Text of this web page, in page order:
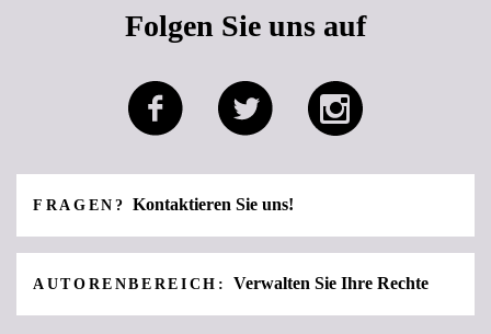
Folgen Sie uns auf
FRAGEN? Kontaktieren Sie uns!
AUTORENBEREICH: Verwalten Sie Ihre Rechte